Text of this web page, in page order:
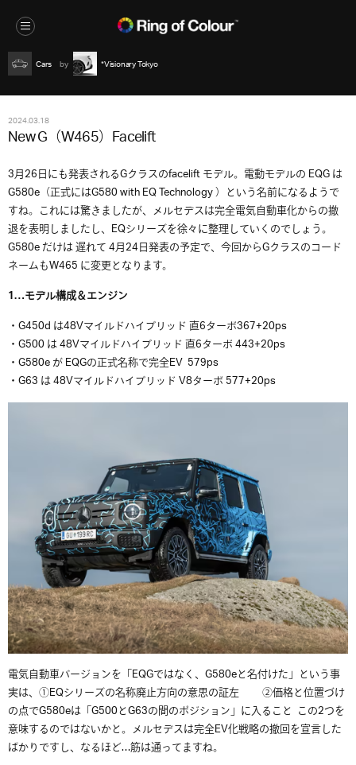
Cars *Visionary Tokyo
2024.03.18
New G（W465）Facelift
3月26日にも発表されるGクラスのfacelift モデル。電動モデルの EQG は
G580e（正式にはG580 with EQ Technology ）という名前になるようで
すね。これには驚きましたが、メルセデスは完全電気自動車化からの撤
退を表明しましたし、EQシリーズを徐々に整理していくのでしょう。
G580e だけは 遅れて 4月24日発表の予定で、今回からGクラスのコード
ネームもW465 に変更となります。
1…モデル構成＆エンジン
・G450d は48Vマイルドハイブリッド 直6ターボ367+20ps
・G500 は 48Vマイルドハイブリッド 直6ターボ 443+20ps
・G580e が EQGの正式名称で完全EV 579ps
・G63 は 48Vマイルドハイブリッド V8ターボ 577+20ps
電気自動車バージョンを「EQGではなく、G580eと名付けた」という事
実は、①EQシリーズの名称廃止方向の意思の証左 ②価格と位置づけ
の点でG580eは「G500とG63の間のポジション」に入ること この2つを
意味するのではないかと。メルセデスは完全EV化戦略の撤回を宣言した
ばかりですし、なるほど…筋は通ってますね。